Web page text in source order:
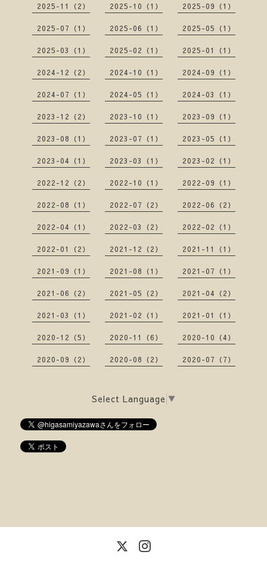
2025-11（2） 2025-10（1） 2025-09（1）
2025-07（1） 2025-06（1） 2025-05（1）
2025-03（1） 2025-02（1） 2025-01（1）
2024-12（2） 2024-10（1） 2024-09（1）
2024-07（1） 2024-05（1） 2024-03（1）
2023-12（2） 2023-10（1） 2023-09（1）
2023-08（1） 2023-07（1） 2023-05（1）
2023-04（1） 2023-03（1） 2023-02（1）
2022-12（2） 2022-10（1） 2022-09（1）
2022-08（1） 2022-07（2） 2022-06（2）
2022-04（1） 2022-03（2） 2022-02（1）
2022-01（2） 2021-12（2） 2021-11（1）
2021-09（1） 2021-08（1） 2021-07（1）
2021-06（2） 2021-05（2） 2021-04（2）
2021-03（1） 2021-02（1） 2021-01（1）
2020-12（5） 2020-11（6） 2020-10（4）
2020-09（2） 2020-08（2） 2020-07（7）
Select Language ▼